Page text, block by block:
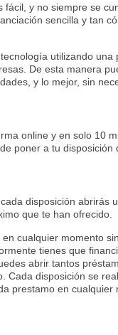
y no siempre se
sencilla y tan
utilizando
De esta manera
y lo mejor, sin
online y en solo 10
poner a tu
disposición abrirás
que te han ofrecido.
cualquier momento
tienes que
abrir tantos
Cada disposición se
prestamo en